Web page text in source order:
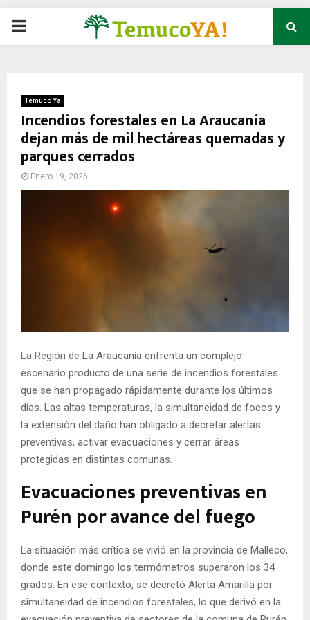
P
M
A
N
U
Temuco Ya
Incendios forestales en La Araucanía
dejan más de mil hectáreas quemadas y
parques cerrados
Enero 19, 2026
La Región de La Araucanía enfrenta un complejo
escenario producto de una serie de incendios forestales
que se han propagado rápidamente durante los últimos
días. Las altas temperaturas, la simultaneidad de focos y
la extensión del daño han obligado a decretar alertas
preventivas, activar evacuaciones y cerrar áreas
protegidas en distintas comunas.
Evacuaciones preventivas en
Purén por avance del fuego
La situación más crítica se vivió en la provincia de Malleco,
donde este domingo los termómetros superaron los 34
grados. En ese contexto, se decretó Alerta Amarilla por
simultaneidad de incendios forestales, lo que derivó en la